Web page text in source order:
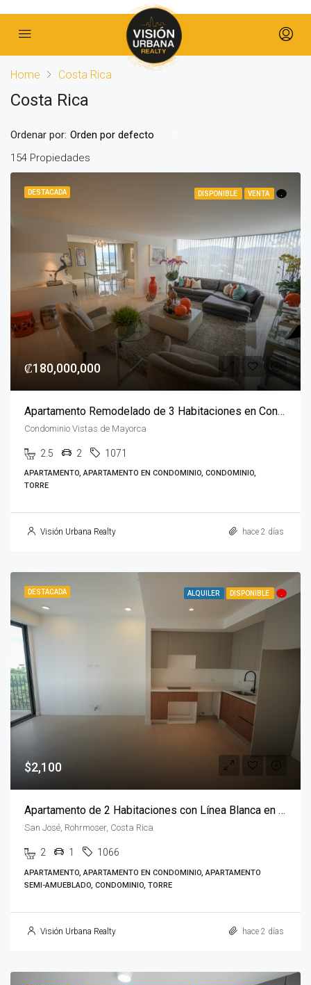
Home Costa Rica
Costa Rica
154 Propiedades
Ordenar por: Orden por defecto
DESTACADA DISPONIBLE VENTA
₡180,000,000
Apartamento Remodelado de 3 Habitaciones en Condominio Vistas de Mayorca
Condominio Vistas de Mayorca
2.5 2 1071
APARTAMENTO, APARTAMENTO EN CONDOMINIO, CONDOMINIO,
TORRE
Visión Urbana Realty hace 2 días
DESTACADA ALQUILER DISPONIBLE
$2,100
Apartamento de 2 Habitaciones con Línea Blanca en Parkwood
San José, Rohrmoser, Costa Rica
2 1 1066
APARTAMENTO, APARTAMENTO EN CONDOMINIO, APARTAMENTO
SEMI-AMUEBLADO, CONDOMINIO, TORRE
Visión Urbana Realty hace 2 días